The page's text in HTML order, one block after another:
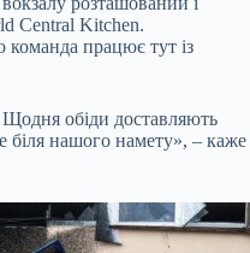
Central Kitchen.
команда працює тут із
Щодня обіди доставляють
біля нашого намету», – каже